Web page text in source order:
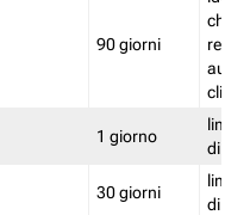
90 giorni
che
rete
clienti
1 giorno
limita
di
30 giorni
limita
di